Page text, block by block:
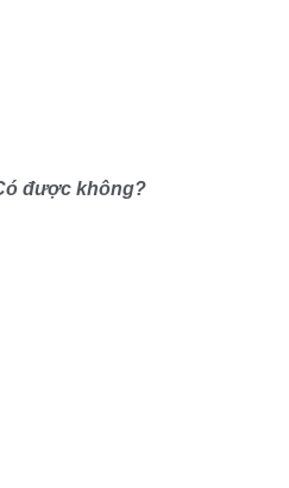
được không?